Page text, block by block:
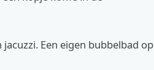
Een eigen bubbelbad op